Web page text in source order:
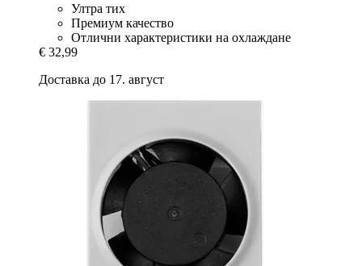
Ултра тих
Премиум качество
Отлични характеристики на охлаждане
€ 32,99
Доставка до 17. август